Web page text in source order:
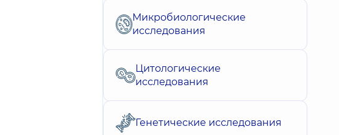
Микробиологические
исследования
Цитологические
исследования
Генетические исследования